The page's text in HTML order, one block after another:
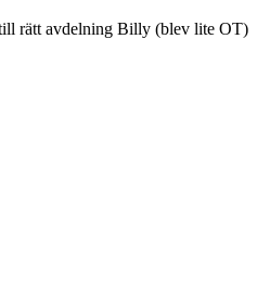
rätt avdelning Billy (blev lite OT)